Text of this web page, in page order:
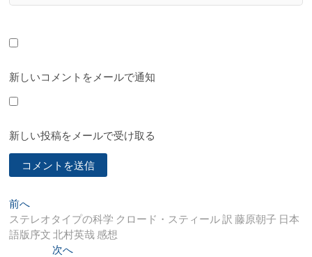
新しいコメントをメールで通知
新しい投稿をメールで受け取る
投
稿
前へ
去
の
ステレオタイプの科学 クロード・スティール 訳 藤原朝子 日本
語版序文 北村英哉 感想
次へ次